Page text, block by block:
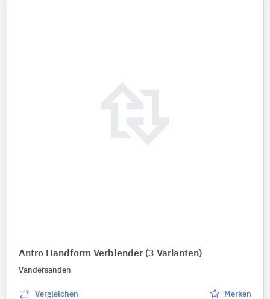
Antro Handform Verblender (3 Varianten)
Vandersanden
Vergleichen Merken